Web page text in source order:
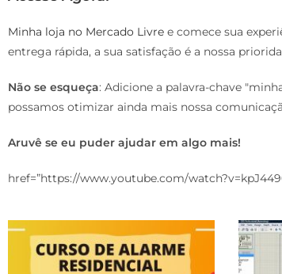
Minha loja no Mercado Livre e comece sua
entrega rápida, a sua satisfação é a nossa
Não se esqueça: Adicione a palavra-chave
possamos otimizar ainda mais nossa
Aruvê se eu puder ajudar em algo mais!
href=”https://www.youtube.com/